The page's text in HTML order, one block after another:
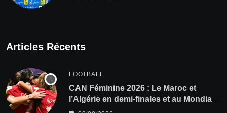
Articles Récents
FOOTBALL
CAN Féminine 2026 : Le Maroc et
l’Algérie en demi-finales et au Mondial
2027 !